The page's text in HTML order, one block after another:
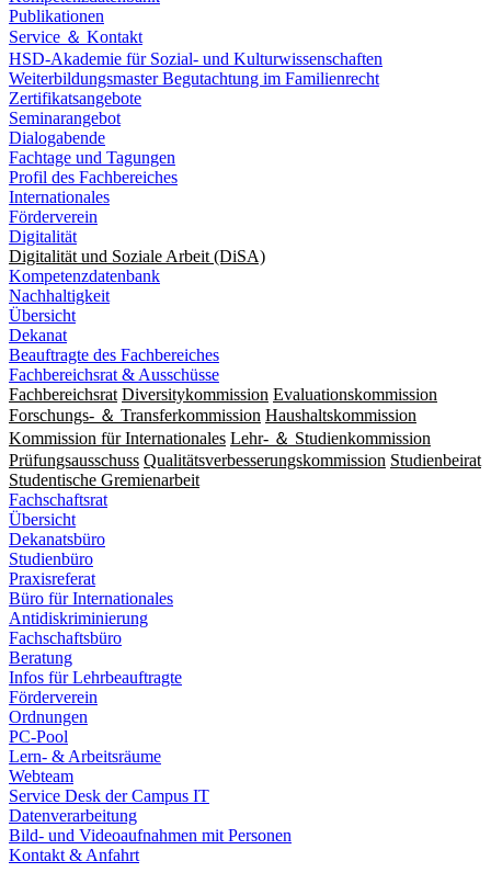
Publikationen
Service ＆ Kontakt
HSD-Akademie für Sozial- und Kulturwissenschaften
Weiterbildungsmaster Begutachtung im Familienrecht
Zertifikatsangebote
Seminarangebot
Dialogabende
Fachtage und Tagungen
Profil des Fachbereiches
Internationales
Förderverein
Digitalität
Digitalität und Soziale Arbeit (DiSA)
Kompetenzdatenbank
Nachhaltigkeit
Übersicht
Dekanat
Beauftragte des Fachbereiches
Fachbereichsrat & Ausschüsse
Fachbereichsrat Diversitykommission Evaluationskommission
Forschungs- ＆ Transferkommission Haushaltskommission
Kommission für Internationales Lehr- ＆ Studienkommission
Prüfungsausschuss Qualitätsverbesserungskommission Studienbeirat
Studentische Gremienarbeit
Fachschaftsrat
Übersicht
Dekanatsbüro
Studienbüro
Praxisreferat
Büro für Internationales
Antidiskriminierung
Fachschaftsbüro
Beratung
Infos für Lehrbeauftragte
Förderverein
Ordnungen
PC-Pool
Lern- & Arbeitsräume
Webteam
Service Desk der Campus IT
Datenverarbeitung
Bild- und Videoaufnahmen mit Personen
Kontakt & Anfahrt